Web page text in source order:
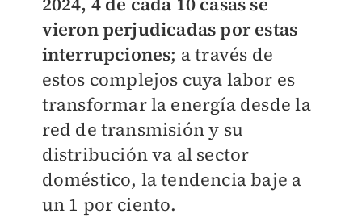
vieron perjudicadas por estas
interrupciones; a través de
estos complejos cuya labor es
transformar la energía desde la
red de transmisión y su
distribución va al sector
doméstico, la tendencia baje a
un 1 por ciento.